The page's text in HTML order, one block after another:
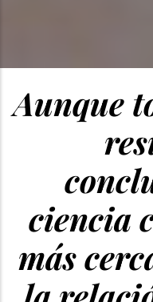
Aunque
ciencia
más